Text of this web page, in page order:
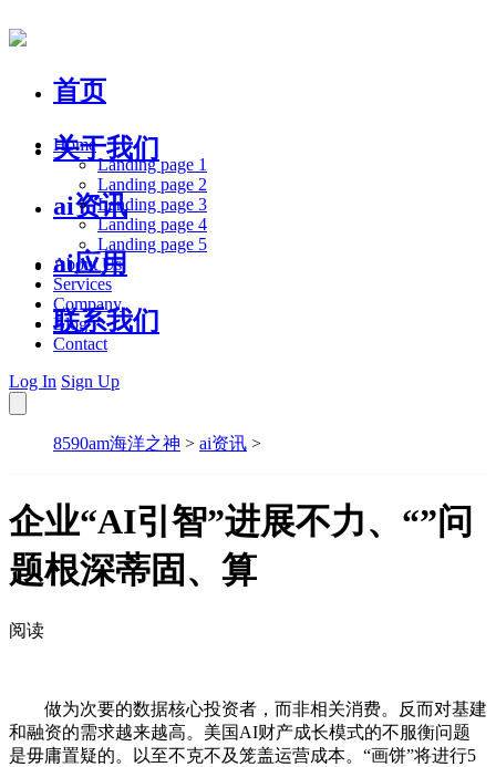
首页
关于我们
ai资讯
ai应用
联系我们
Home
Landing page 1
Landing page 2
Landing page 3
Landing page 4
Landing page 5
About Us
Services
Company
Blog
Contact
Log In Sign Up
8590am海洋之神 > ai资讯 >
企业“AI引智”进展不力、“”问
题根深蒂固、算
阅读
做为次要的数据核心投资者，而非相关消费。反而对基建
和融资的需求越来越高。美国AI财产成长模式的不服衡问题
是毋庸置疑的。以至不克不及笼盖运营成本。“画饼”将进行5